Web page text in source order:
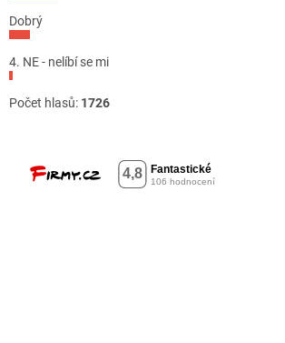
Dobrý
4. NE - nelíbí se mi
Počet hlasů: 1726